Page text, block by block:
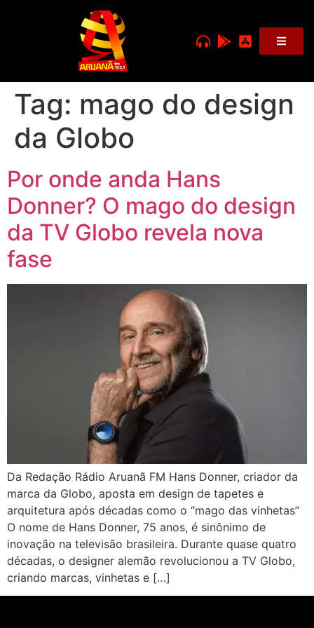
Tag: mago do design
da Globo
Por onde anda Hans
Donner? O mago do design
da TV Globo revela nova
fase
Da Redação Rádio Aruanã FM Hans Donner, criador da
marca da Globo, aposta em design de tapetes e
arquitetura após décadas como o “mago das vinhetas”
O nome de Hans Donner, 75 anos, é sinônimo de
inovação na televisão brasileira. Durante quase quatro
décadas, o designer alemão revolucionou a TV Globo,
criando marcas, vinhetas e […]